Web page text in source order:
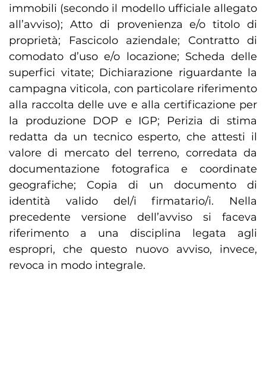
immobili (secondo il modello ufficiale allegato
all’avviso); Atto di provenienza e/o titolo di
proprietà; Fascicolo aziendale; Contratto di
comodato d’uso e/o locazione; Scheda delle
superfici vitate; Dichiarazione riguardante la
campagna viticola, con particolare riferimento
alla raccolta delle uve e alla certificazione per
la produzione DOP e IGP; Perizia di stima
redatta da un tecnico esperto, che attesti il
valore di mercato del terreno, corredata da
documentazione fotografica e coordinate
geografiche; Copia di un documento di
identità valido del/i firmatario/i. Nella
precedente versione dell’avviso si faceva
riferimento a una disciplina legata agli
espropri, che questo nuovo avviso, invece,
revoca in modo integrale.